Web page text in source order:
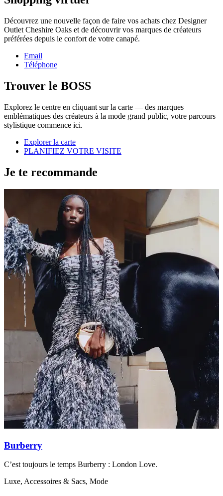
Découvrez une nouvelle façon de faire vos achats chez Designer
Outlet Cheshire Oaks et de découvrir vos marques de créateurs
préférées depuis le confort de votre canapé.
Email
Téléphone
Trouver le BOSS
Explorez le centre en cliquant sur la carte — des marques
emblématiques des créateurs à la mode grand public, votre parcours
stylistique commence ici.
Explorer la carte
PLANIFIEZ VOTRE VISITE
Je te recommande
Burberry
C’est toujours le temps Burberry : London Love.
Luxe, Accessoires & Sacs, Mode